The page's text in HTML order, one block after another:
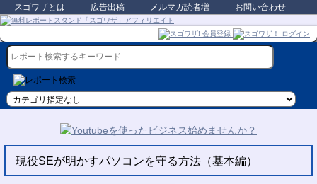
スゴワザとは 広告出稿 メルマガ読者増 お問い合わせ
現役SEが明かすパソコンを守る方法（基本編）